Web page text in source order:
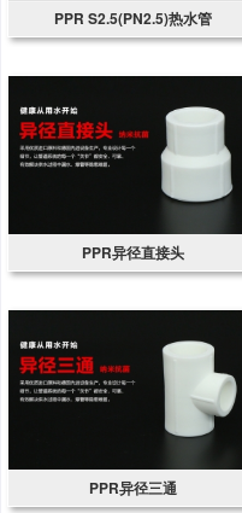
PPR S2.5(PN2.5)热水管
PPR异径直接头
PPR异径三通